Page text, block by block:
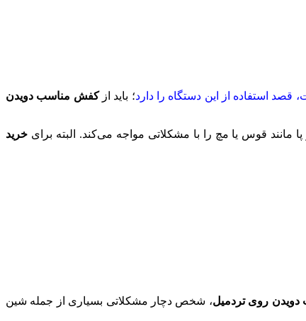
استفاده از این دستگاه را دارد؛ باید ازکفش مناسب دویدن
قوس یا مچ را با مشکلاتی مواجه می‌کند. البته برای خرید
روی تردمیل، شخص دچار مشکلاتی بسیاری از جمله شین